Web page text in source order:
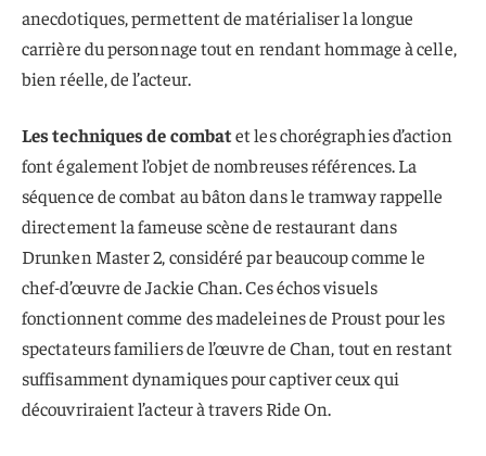
anecdotiques, permettent de matérialiser la longue
carrière du personnage tout en rendant hommage à celle,
bien réelle, de l’acteur.
Les techniques de combatet les chorégraphies d’action
font également l’objet de nombreuses références. La
séquence de combat au bâton dans le tramway rappelle
directement la fameuse scène de restaurant dans
Drunken Master 2, considéré par beaucoup comme le
chef-d’œuvre de Jackie Chan. Ces échos visuels
fonctionnent comme des madeleines de Proust pour les
spectateurs familiers de l’œuvre de Chan, tout en restant
suffisamment dynamiques pour captiver ceux qui
découvriraient l’acteur à travers Ride On.